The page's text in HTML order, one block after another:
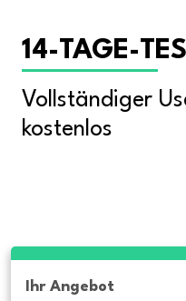
14-TAGE-
Vollständiger
kostenlos
Ihr Angebot